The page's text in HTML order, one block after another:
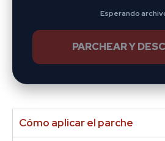
Esperando
PARCHEAR Y
Cómo aplicar el parche